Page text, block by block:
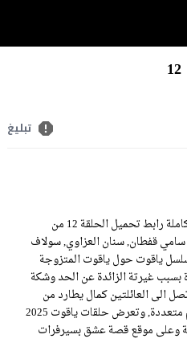
تبليغ
مشاهدة مسلسل ياقوت الحلقة 12 كاملة رابط تحميل الحلقة 12 من
قفطان, سنان العزاوي, سولاف
ياقوت حول ياقوت المتزوجة
بسبب غيرتة الزائدة عن الحد وشكة
الى العائلتين كمال يطارد من
قبل الشرطة بسبب مشاركتة بجرائم متعددة, وتعرض حلقات ياقوت 2025
ام بي سي 4 بالعربية وعلى موقع قصة عشق بسيرفرات